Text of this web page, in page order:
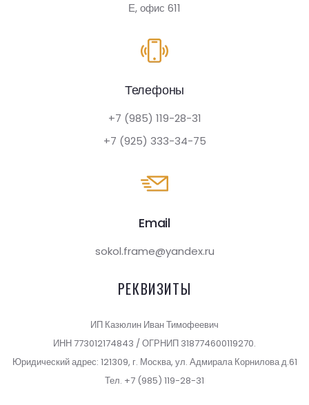
Е, офис 611
Телефоны
+7 (985) 119-28-31
+7 (925) 333-34-75
Email
sokol.frame@yandex.ru
РЕКВИЗИТЫ
ИП Казюлин Иван Тимофеевич
ИНН 773012174843 / ОГРНИП 318774600119270.
Юридический адрес: 121309, г. Москва, ул. Адмирала Корнилова д.61
Тел. +7 (985) 119-28-31